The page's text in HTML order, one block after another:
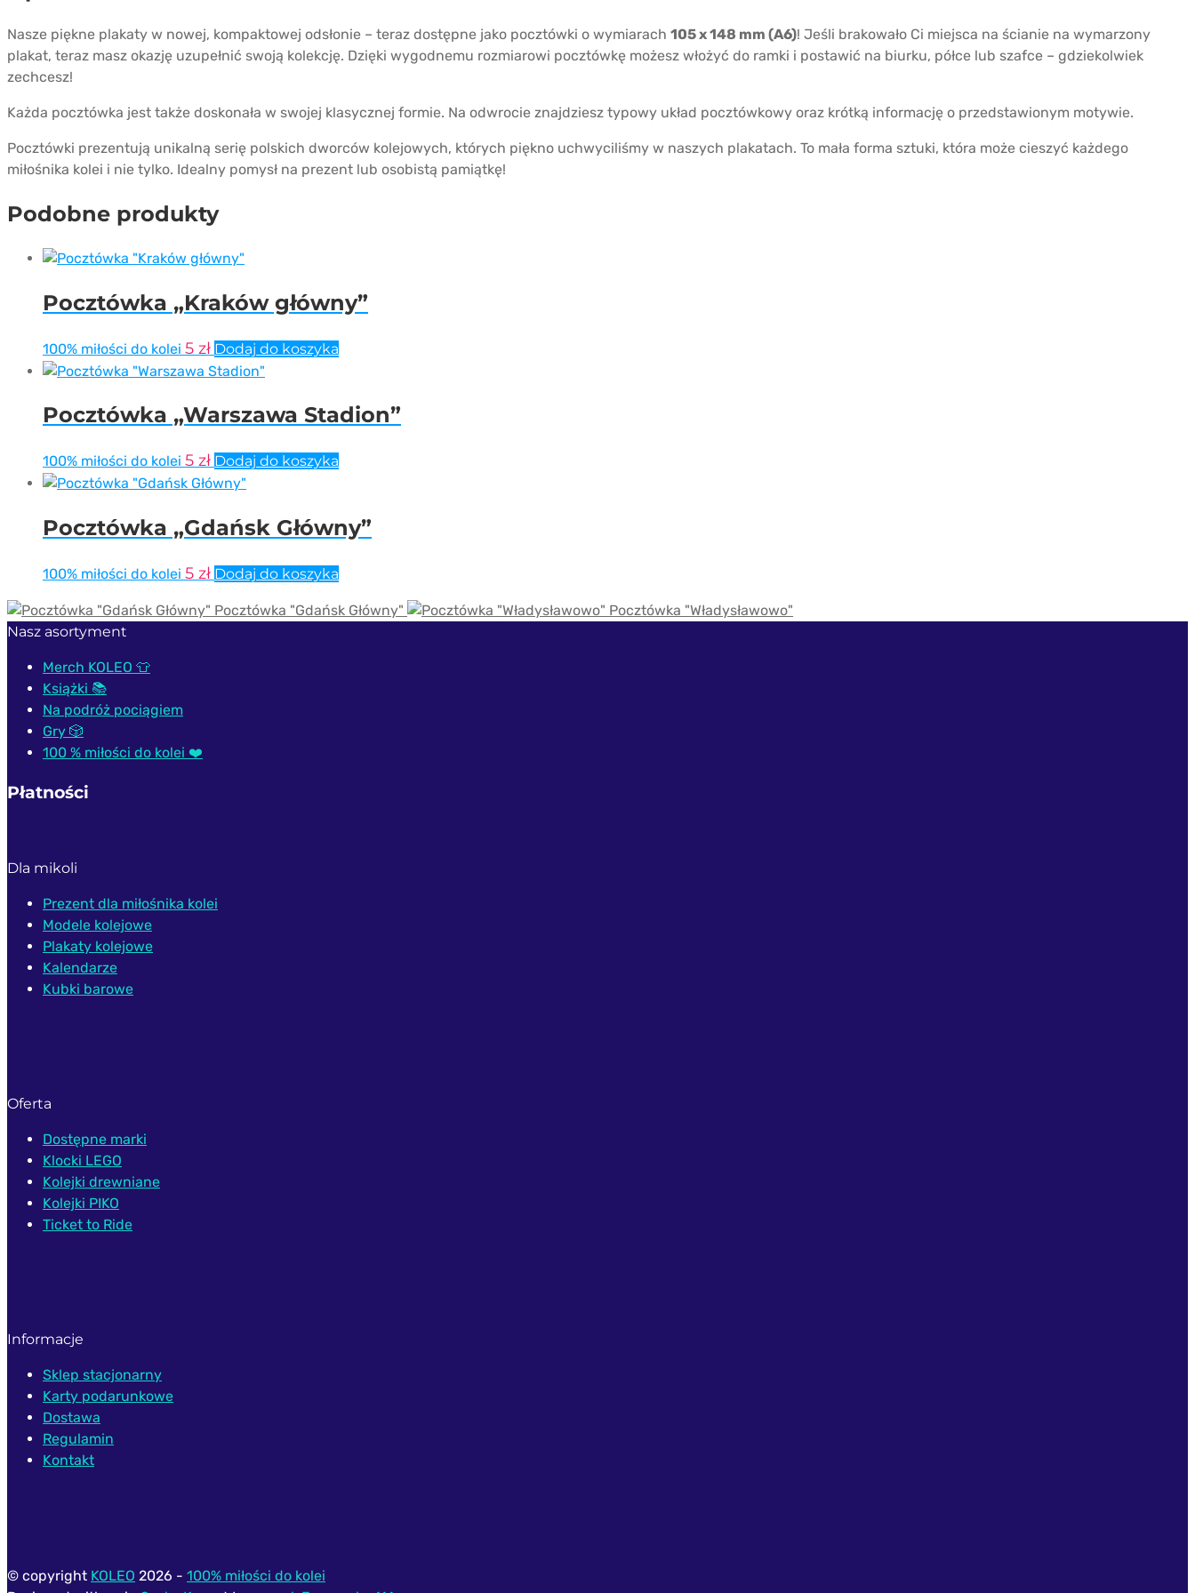
Nasze piękne plakaty w nowej, kompaktowej odsłonie – teraz dostępne jako pocztówki o wymiarach 105 x 148 mm (A6)! Jeśli brakowało Ci miejsca na ścianie na wymarzony
plakat, teraz masz okazję uzupełnić swoją kolekcję. Dzięki wygodnemu rozmiarowi pocztówkę możesz włożyć do ramki i postawić na biurku, półce lub szafce – gdziekolwiek
zechcesz!
Każda pocztówka jest także doskonała w swojej klasycznej formie. Na odwrocie znajdziesz typowy układ pocztówkowy oraz krótką informację o przedstawionym motywie.
Pocztówki prezentują unikalną serię polskich dworców kolejowych, których piękno uchwyciliśmy w naszych plakatach. To mała forma sztuki, która może cieszyć każdego
miłośnika kolei i nie tylko. Idealny pomysł na prezent lub osobistą pamiątkę!
Podobne produkty
Pocztówka „Kraków główny”
100% miłości do kolei 5 zł Dodaj do koszyka
Pocztówka „Warszawa Stadion”
100% miłości do kolei 5 zł Dodaj do koszyka
Pocztówka „Gdańsk Główny”
100% miłości do kolei 5 zł Dodaj do koszyka
Pocztówka "Gdańsk Główny"
Pocztówka "Władysławowo"
Nasz asortyment
Merch KOLEO 👕
Książki 📚
Na podróż pociągiem
Gry 🎲
100 % miłości do kolei ❤️
Płatności
Dla mikoli
Prezent dla miłośnika kolei
Modele kolejowe
Plakaty kolejowe
Kalendarze
Kubki barowe
Oferta
Dostępne marki
Klocki LEGO
Kolejki drewniane
Kolejki PIKO
Ticket to Ride
Informacje
Sklep stacjonarny
Karty podarunkowe
Dostawa
Regulamin
Kontakt
© copyright KOLEO 2026 - 100% miłości do kolei